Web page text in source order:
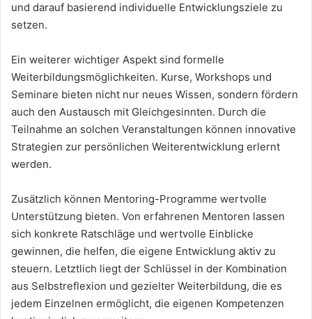
und darauf basierend individuelle Entwicklungsziele zu
setzen.
Ein weiterer wichtiger Aspekt sind formelle
Weiterbildungsmöglichkeiten. Kurse, Workshops und
Seminare bieten nicht nur neues Wissen, sondern fördern
auch den Austausch mit Gleichgesinnten. Durch die
Teilnahme an solchen Veranstaltungen können innovative
Strategien zur persönlichen Weiterentwicklung erlernt
werden.
Zusätzlich können Mentoring-Programme wertvolle
Unterstützung bieten. Von erfahrenen Mentoren lassen
sich konkrete Ratschläge und wertvolle Einblicke
gewinnen, die helfen, die eigene Entwicklung aktiv zu
steuern. Letztlich liegt der Schlüssel in der Kombination
aus Selbstreflexion und gezielter Weiterbildung, die es
jedem Einzelnen ermöglicht, die eigenen Kompetenzen